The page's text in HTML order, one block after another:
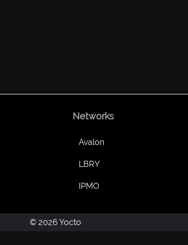
Networks
Avalon
LBRY
IPMO
© 2026 Yocto